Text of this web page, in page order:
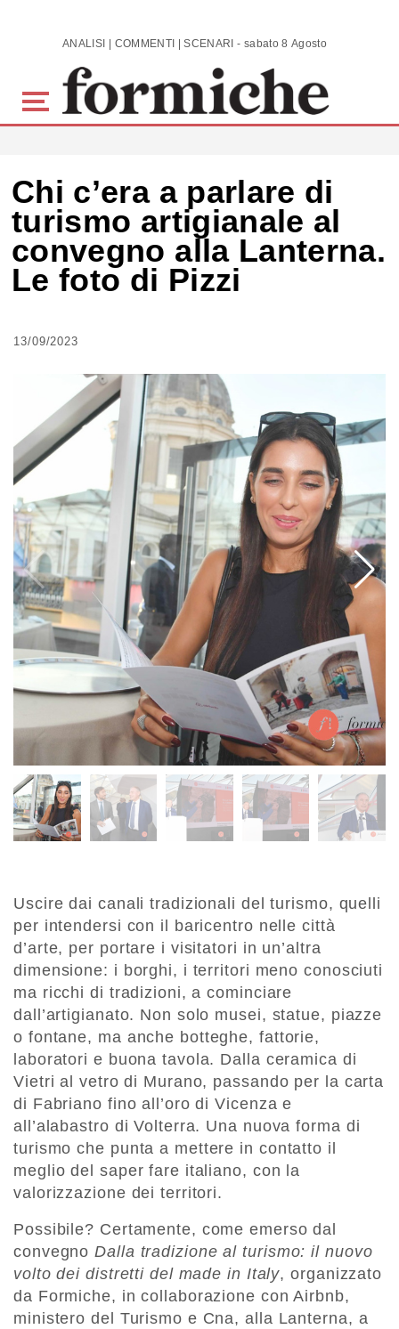
Skip to main content ANALISI | COMMENTI | SCENARI - sabato 8 Agosto 2026
Chi c’era a parlare di
turismo artigianale al
convegno alla Lanterna.
Le foto di Pizzi
13/09/2023
Uscire dai canali tradizionali del turismo, quelli
per intendersi con il baricentro nelle città
d’arte, per portare i visitatori in un’altra
dimensione: i borghi, i territori meno conosciuti
ma ricchi di tradizioni, a cominciare
dall’artigianato. Non solo musei, statue, piazze
o fontane, ma anche botteghe, fattorie,
laboratori e buona tavola. Dalla ceramica di
Vietri al vetro di Murano, passando per la carta
di Fabriano fino all’oro di Vicenza e
all’alabastro di Volterra. Una nuova forma di
turismo che punta a mettere in contatto il
meglio del saper fare italiano, con la
valorizzazione dei territori.
Possibile? Certamente, come emerso dal
convegno Dalla tradizione al turismo: il nuovo
volto dei distretti del made in Italy, organizzato
da Formiche, in collaborazione con Airbnb,
ministero del Turismo e Cna, alla Lanterna, a